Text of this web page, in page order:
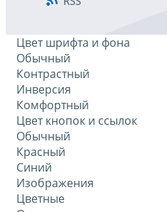
Цвет шрифта и фона
Обычный
Контрастный
Инверсия
Комфортный
Цвет кнопок и ссылок
Обычный
Красный
Синий
Изображения
Цветные